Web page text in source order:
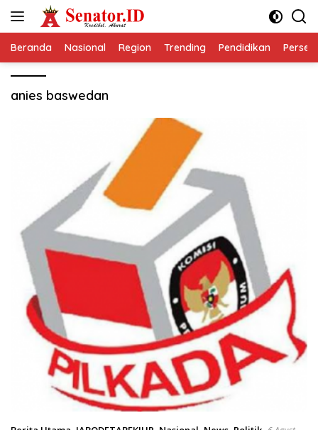
Beranda Nasional Region Trending Pendidikan
anies baswedan